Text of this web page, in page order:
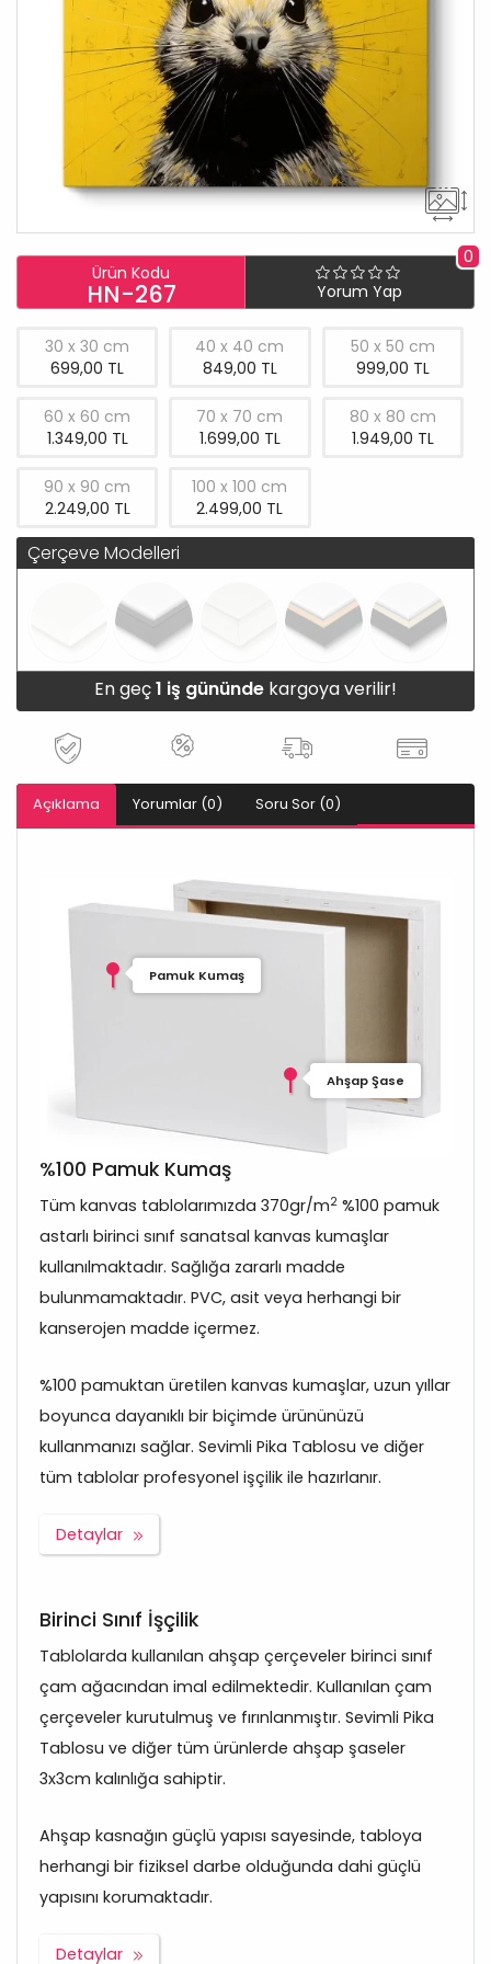
Ürün Kodu
HN-267
0
Yorum Yap
30 x 30 cm
699,00 TL
40 x 40 cm
849,00 TL
50 x 50 cm
999,00 TL
60 x 60 cm
1.349,00 TL
70 x 70 cm
1.699,00 TL
80 x 80 cm
1.949,00 TL
90 x 90 cm
2.249,00 TL
100 x 100 cm
2.499,00 TL
Çerçeve Modelleri
En geç1 iş gününde kargoya verilir!
Açıklama Yorumlar (0) Soru Sor (0)
Pamuk Kumaş
Ahşap Şase
%100 Pamuk Kumaş
Tüm kanvas tablolarımızda 370gr/m2 %100 pamuk
astarlı birinci sınıf sanatsal kanvas kumaşlar
kullanılmaktadır. Sağlığa zararlı madde
bulunmamaktadır. PVC, asit veya herhangi bir
kanserojen madde içermez.
%100 pamuktan üretilen kanvas kumaşlar, uzun yıllar
boyunca dayanıklı bir biçimde ürününüzü
kullanmanızı sağlar. Sevimli Pika Tablosu ve diğer
tüm tablolar profesyonel işçilik ile hazırlanır.
Detaylar
Birinci Sınıf İşçilik
Tablolarda kullanılan ahşap çerçeveler birinci sınıf
çam ağacından imal edilmektedir. Kullanılan çam
çerçeveler kurutulmuş ve fırınlanmıştır. Sevimli Pika
Tablosu ve diğer tüm ürünlerde ahşap şaseler
3x3cm kalınlığa sahiptir.
Ahşap kasnağın güçlü yapısı sayesinde, tabloya
herhangi bir fiziksel darbe olduğunda dahi güçlü
yapısını korumaktadır.
Detaylar